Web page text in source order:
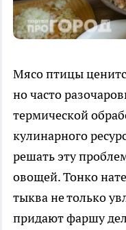
Мясо птицы
но часто
термической
кулинарного
решать эту
овощей. Тонко
тыква не только
придают фаршу